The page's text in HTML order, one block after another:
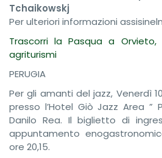
Tchaikowskj
Per ulteriori informazioni
Trascorri la Pasqua a
agriturismi
PERUGIA
Per gli amanti del jazz, Venerdì
presso l’Hotel Giò Jazz Area ”
Danilo Rea. Il biglietto di
appuntamento
ore 20,15.